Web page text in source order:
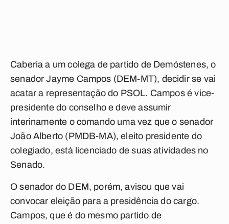
Caberia a um colega de partido de Demóstenes, o
senador Jayme Campos (DEM-MT), decidir se vai
acatar a representação do PSOL. Campos é vice-
presidente do conselho e deve assumir
interinamente o comando uma vez que o senador
João Alberto (PMDB-MA), eleito presidente do
colegiado, está licenciado de suas atividades no
Senado.
O senador do DEM, porém, avisou que vai
convocar eleição para a presidência do cargo.
Campos, que é do mesmo partido de